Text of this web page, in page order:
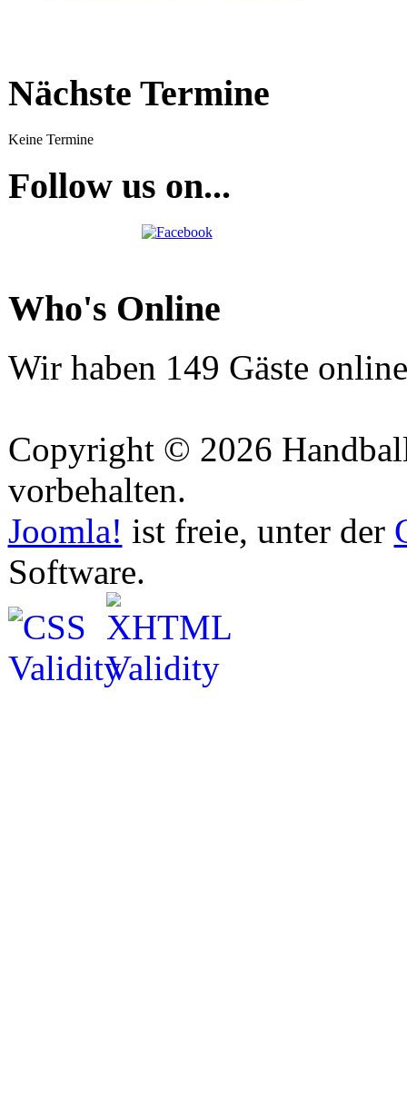
Nächste Termine
Keine Termine
Follow us on...
Who's Online
Wir haben 149 Gäste online
Copyright © 2026
vorbehalten.
Joomla! ist freie, unter der
Software.